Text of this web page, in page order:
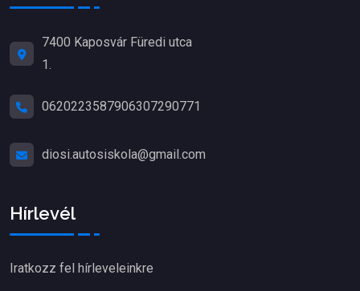
7400 Kaposvár Füredi utca
1.
0620223587906307290771
diosi.autosiskola@gmail.com
Hírlevél
Iratkozz fel hírleveleinkre